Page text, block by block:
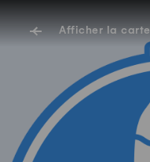
Afficher la carte